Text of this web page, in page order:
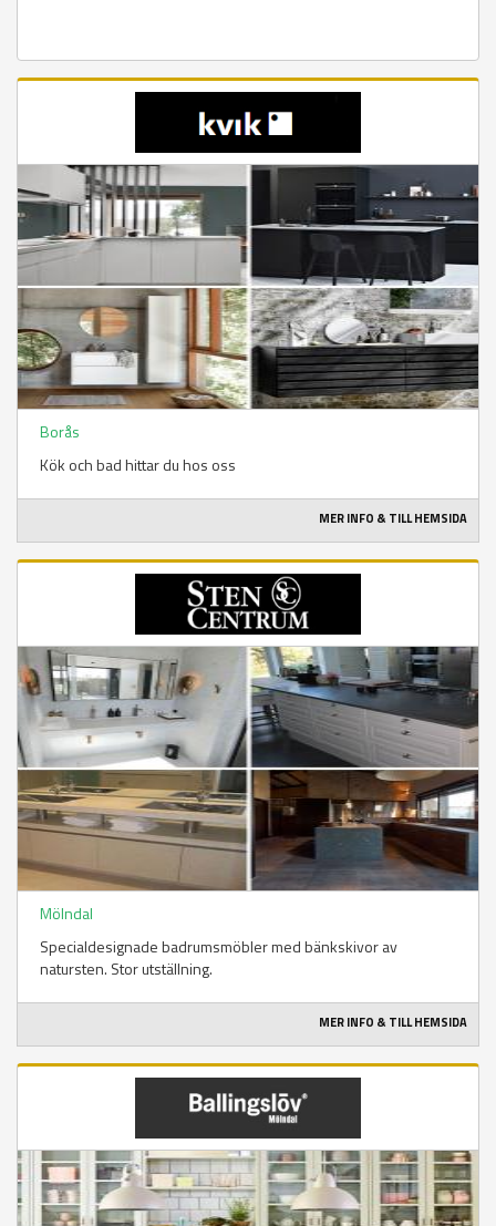
Borås
Kök och bad hittar du hos oss
MER INFO & TILL HEMSIDA
Mölndal
Specialdesignade badrumsmöbler med bänkskivor av
natursten. Stor utställning.
MER INFO & TILL HEMSIDA